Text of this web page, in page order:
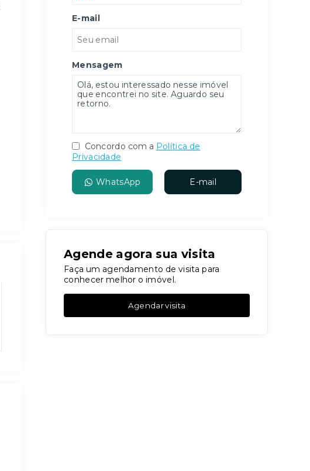
E-mail
Mensagem
Concordo com a Política de
Privacidade
WhatsApp E-mail
Agende agora sua visita
Faça um agendamento de visita para
conhecer melhor o imóvel.
Agendar visita